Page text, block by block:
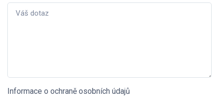
Informace o ochraně osobních údajů